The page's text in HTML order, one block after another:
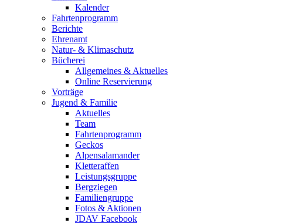
Kalender
Fahrtenprogramm
Berichte
Ehrenamt
Natur- & Klimaschutz
Bücherei
Allgemeines & Aktuelles
Online Reservierung
Vorträge
Jugend & Familie
Aktuelles
Team
Fahrtenprogramm
Geckos
Alpensalamander
Kletteraffen
Leistungsgruppe
Bergziegen
Familiengruppe
Fotos & Aktionen
JDAV Facebook